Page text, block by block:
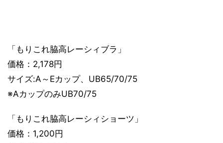
「もりこれ脇高レーシィブラ」
価格：2,178円
サイズ:A～Eカップ、UB65/70/75
※AカップのみUB70/75
「もりこれ脇高レーシィショーツ」
価格：1,200円